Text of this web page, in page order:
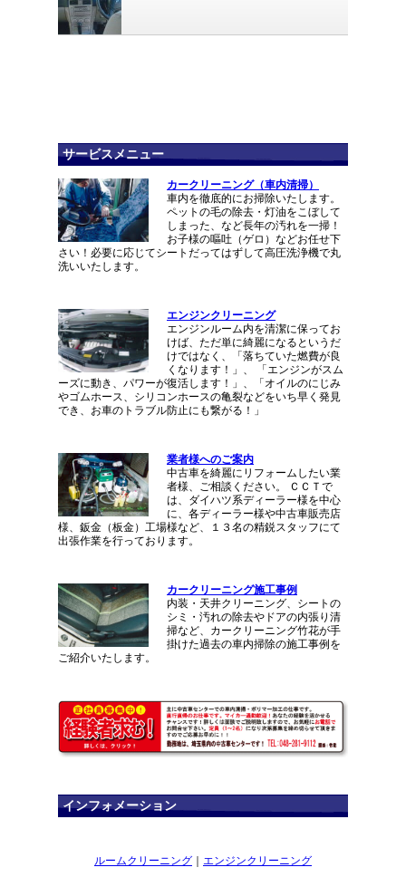
サービスメニュー
カークリーニング（車内清掃）
車内を徹底的にお掃除いたします。
ペットの毛の除去・灯油をこぼして
しまった、など長年の汚れを一掃！
お子様の嘔吐（ゲロ）などお任せ下
さい！必要に応じてシートだってはずして高圧洗浄機で丸
洗いいたします。
エンジンクリーニング
エンジンルーム内を清潔に保ってお
けば、ただ単に綺麗になるというだ
けではなく、「落ちていた燃費が良
くなります！」、 「エンジンがスム
ーズに動き、パワーが復活します！」、「オイルのにじみ
やゴムホース、シリコンホースの亀裂などをいち早く発見
でき、お車のトラブル防止にも繋がる！」
業者様へのご案内
中古車を綺麗にリフォームしたい業
者様、ご相談ください。 ＣＣＴで
は、ダイハツ系ディーラー様を中心
に、各ディーラー様や中古車販売店
様、鈑金（板金）工場様など、１３名の精鋭スタッフにて
出張作業を行っております。
カークリーニング施工事例
内装・天井クリーニング、シートの
シミ・汚れの除去やドアの内張り清
掃など、カークリーニング竹花が手
掛けた過去の車内掃除の施工事例を
ご紹介いたします。
インフォメーション
ルームクリーニング ｜ エンジンクリーニング